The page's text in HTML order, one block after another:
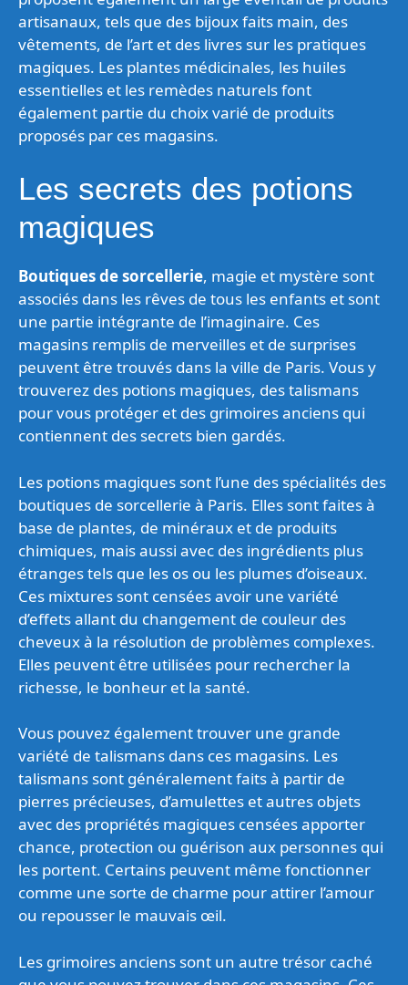
artisanaux, tels que des bijoux faits main, des
vêtements, de l’art et des livres sur les pratiques
magiques. Les plantes médicinales, les huiles
essentielles et les remèdes naturels font
également partie du choix varié de produits
proposés par ces magasins.
Les secrets des potions
magiques
Boutiques de sorcellerie, magie et mystère sont
associés dans les rêves de tous les enfants et sont
une partie intégrante de l’imaginaire. Ces
magasins remplis de merveilles et de surprises
peuvent être trouvés dans la ville de Paris. Vous y
trouverez des potions magiques, des talismans
pour vous protéger et des grimoires anciens qui
contiennent des secrets bien gardés.
Les potions magiques sont l’une des spécialités des
boutiques de sorcellerie à Paris. Elles sont faites à
base de plantes, de minéraux et de produits
chimiques, mais aussi avec des ingrédients plus
étranges tels que les os ou les plumes d’oiseaux.
Ces mixtures sont censées avoir une variété
d’effets allant du changement de couleur des
cheveux à la résolution de problèmes complexes.
Elles peuvent être utilisées pour rechercher la
richesse, le bonheur et la santé.
Vous pouvez également trouver une grande
variété de talismans dans ces magasins. Les
talismans sont généralement faits à partir de
pierres précieuses, d’amulettes et autres objets
avec des propriétés magiques censées apporter
chance, protection ou guérison aux personnes qui
les portent. Certains peuvent même fonctionner
comme une sorte de charme pour attirer l’amour
ou repousser le mauvais œil.
Les grimoires anciens sont un autre trésor caché